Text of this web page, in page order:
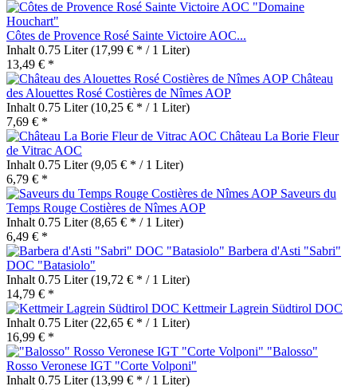
Côtes de Provence Rosé Sainte Victoire AOC...
Inhalt 0.75 Liter(17,99 € * / 1 Liter)
13,49 € *
Château
des Alouettes Rosé Costières de Nîmes AOP
Inhalt 0.75 Liter(10,25 € * / 1 Liter)
7,69 € *
Château La Borie Fleur
de Vitrac AOC
Inhalt 0.75 Liter(9,05 € * / 1 Liter)
6,79 € *
Saveurs du
Temps Rouge Costières de Nîmes AOP
Inhalt 0.75 Liter(8,65 € * / 1 Liter)
6,49 € *
Barbera d'Asti "Sabri"
DOC "Batasiolo"
Inhalt 0.75 Liter(19,72 € * / 1 Liter)
14,79 € *
Kettmeir Lagrein Südtirol DOC
Inhalt 0.75 Liter(22,65 € * / 1 Liter)
16,99 € *
"Balosso"
Rosso Veronese IGT "Corte Volponi"
Inhalt 0.75 Liter(13,99 € * / 1 Liter)